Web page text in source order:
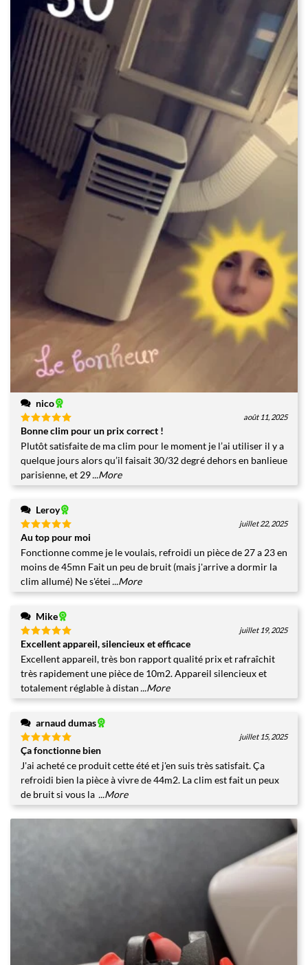
nico
Note5sur
5
août 11, 2025
Bonne clim pour un prix correct !
Plutôt satisfaite de ma clim pour le moment je l’ai utiliser il y a
quelque jours alors qu’il faisait 30/32 degré dehors en banlieue
parisienne, et 29...More
Leroy
Note5sur
5
juillet 22, 2025
Au top pour moi
Fonctionne comme je le voulais, refroidi un pièce de 27 a 23 en
moins de 45mn Fait un peu de bruit (mais j'arrive a dormir la
clim allumé) Ne s'étei ...More
Mike
Note5sur
5
juillet 19, 2025
Excellent appareil, silencieux et efficace
Excellent appareil, très bon rapport qualité prix et rafraîchit
très rapidement une pièce de 10m2. Appareil silencieux et
totalement réglable à distan ...More
arnaud dumas
Note5sur
5
juillet 15, 2025
Ça fonctionne bien
J'ai acheté ce produit cette été et j'en suis très satisfait. Ça
refroidi bien la pièce à vivre de 44m2. La clim est fait un peux
de bruit si vous la ...More